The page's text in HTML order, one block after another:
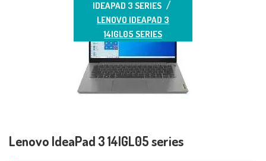
IDEAPAD 3 SERIES
LENOVO IDEAPAD 3
14IGL05 SERIES
Lenovo IdeaPad 3 14IGL05 series